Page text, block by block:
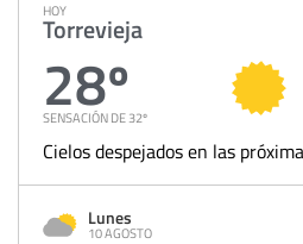
HOY
Torrevieja
28º
SENSACIÓN DE 32º
Cielos despejados en las
Lunes
10 AGOSTO